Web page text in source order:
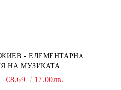
- ЕЛЕМЕНТАРНА
НА МУЗИКАТА
€8.69 17.00лв.